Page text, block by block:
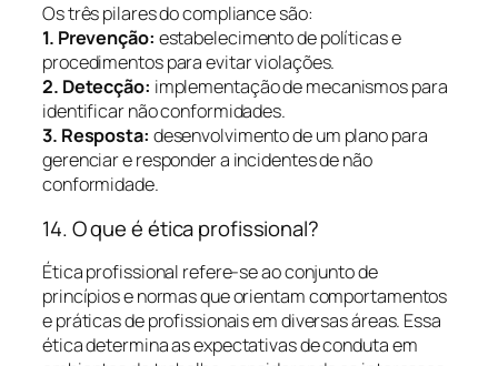
Os três pilares do compliance são:
1. Prevenção: estabelecimento de políticas e
procedimentos para evitar violações.
2. Detecção: implementação de mecanismos para
identificar não conformidades.
3. Resposta: desenvolvimento de um plano para
gerenciar e responder a incidentes de não
conformidade.
14. O que é ética profissional?
Ética profissional refere-se ao conjunto de
princípios e normas que orientam comportamentos
e práticas de profissionais em diversas áreas. Essa
ética determina as expectativas de conduta em